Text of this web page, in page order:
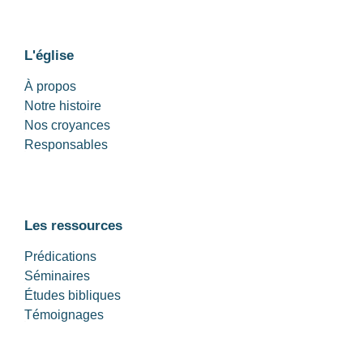
L'église
À propos
Notre histoire
Nos croyances
Responsables
Les ressources
Prédications
Séminaires
Études bibliques
Témoignages